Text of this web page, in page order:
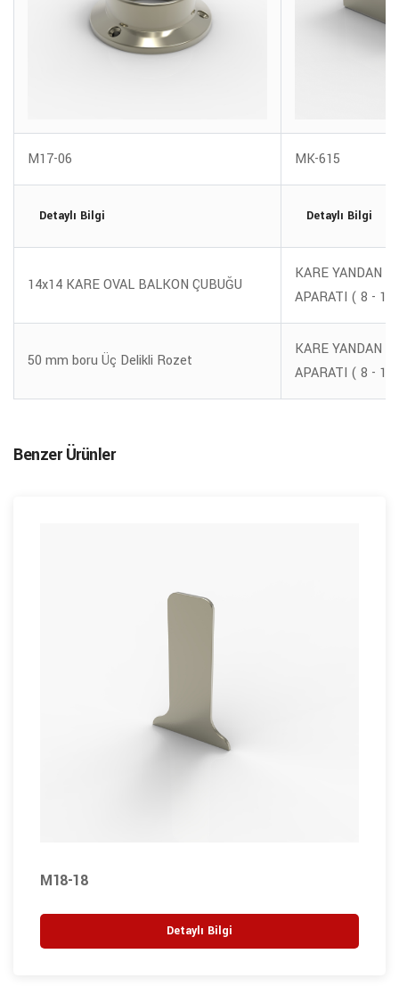
M17-06 MK-615
Detaylı Bilgi Detaylı Bilgi
14x14 KARE OVAL BALKON ÇUBUĞU
KARE YANDAN
APARATI ( 8 -
50 mm boru Üç Delikli Rozet
KARE YANDAN
APARATI ( 8 -
Benzer Ürünler
M18-18
Detaylı Bilgi